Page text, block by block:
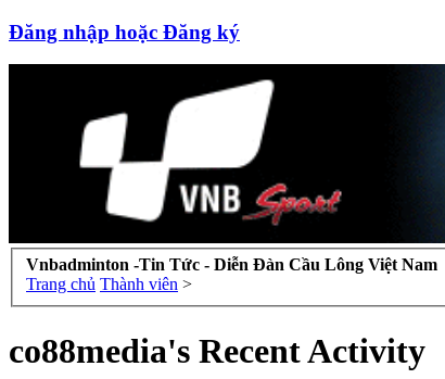
Đăng nhập hoặc Đăng ký
Vnbadminton -Tin Tức - Diễn Đàn Cầu Lông Việt Nam
Trang chủ Thành viên >
co88media's Recent Activity